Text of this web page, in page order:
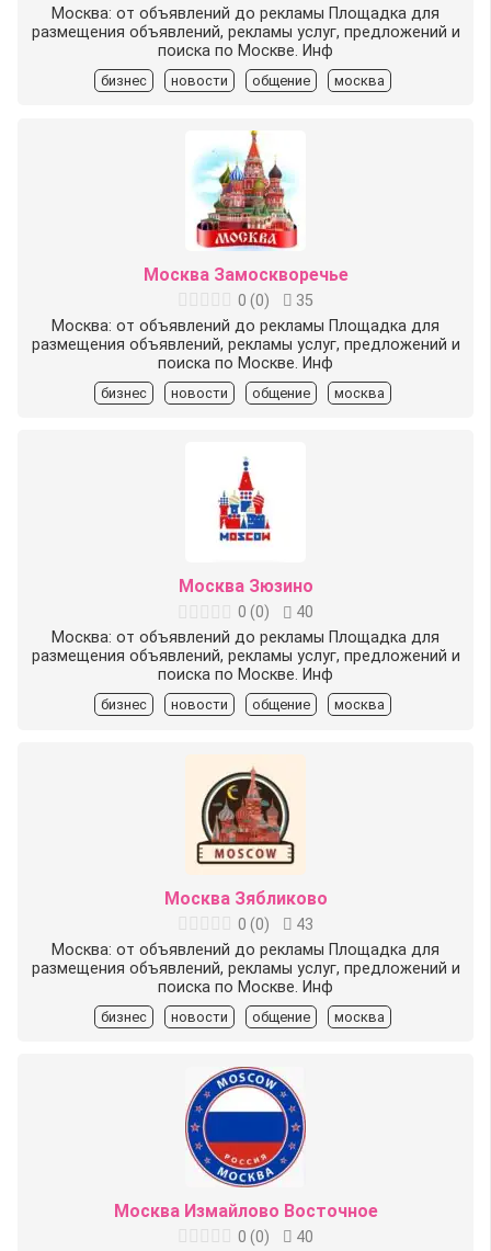
Москва: от объявлений до рекламы Площадка для
размещения объявлений, рекламы услуг, предложений и
поиска по Москве. Инф
бизнес новости общение москва
Москва Замоскворечье
0 (0)
35
Москва: от объявлений до рекламы Площадка для
размещения объявлений, рекламы услуг, предложений и
поиска по Москве. Инф
бизнес новости общение москва
Москва Зюзино
0 (0)
40
Москва: от объявлений до рекламы Площадка для
размещения объявлений, рекламы услуг, предложений и
поиска по Москве. Инф
бизнес новости общение москва
Москва Зябликово
0 (0)
43
Москва: от объявлений до рекламы Площадка для
размещения объявлений, рекламы услуг, предложений и
поиска по Москве. Инф
бизнес новости общение москва
Москва Измайлово Восточное
0 (0)
40